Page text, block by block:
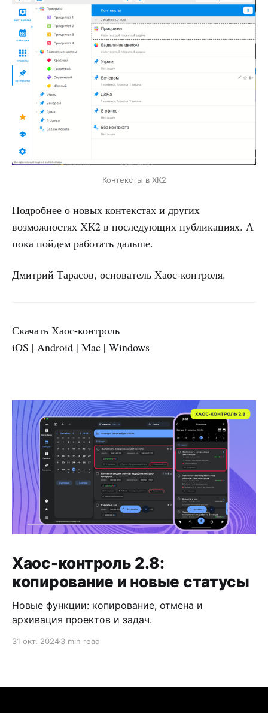
Контексты в ХК2
Подробнее о новых контекстах и других
возможностях ХК2 в последующих публикациях. А
пока пойдем работать дальше.
Дмитрий Тарасов, основатель Хаос-контроля.
Скачать Хаос-контроль
iOS | Android | Mac | Windows
Хаос-контроль 2.8:
копирование и новые статусы
Новые функции: копирование, отмена и
архивация проектов и задач.
31 окт. 20243 min read